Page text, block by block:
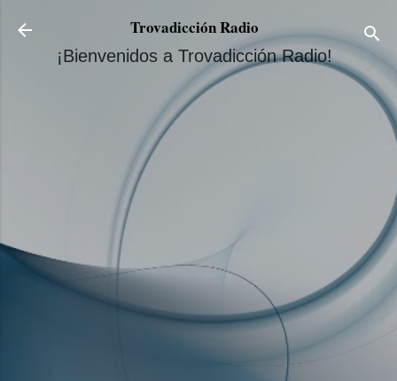
Ir al contenido principal
Trovadicción Radio
¡Bienvenidos a Trovadicción Radio!